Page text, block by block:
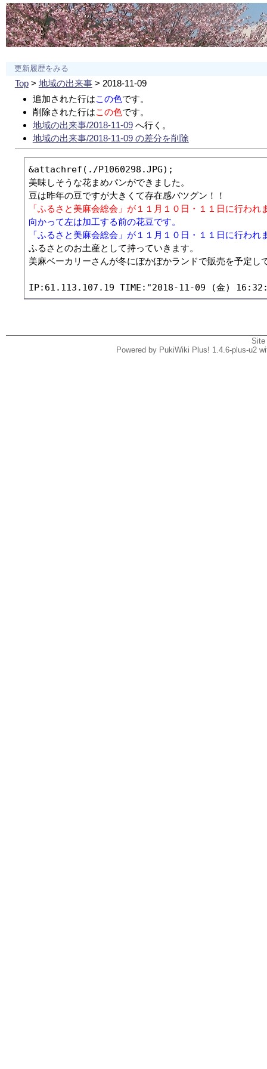
更新履歴をみる
Top> 地域の出来事> 2018-11-09
追加された行はこの色です。
削除された行はこの色です。
地域の出来事/2018-11-09へ行く。
地域の出来事/2018-11-09 の差分を削除
&attachref(./P1060298.JPG);
美味しそうな花まめパンができました。
「ふるさと美麻会総会」が１１月１０日・１１日に行われ
向かって左は加工する前の花豆です。
「ふるさと美麻会総会」が１１月１０日・１１日に行われ
ふるさとのお土産として持っていきます。
美麻ベーカリーさんが冬にぽかぽかランドで販売を予定し
Powered by PukiWiki Plus! 1.4.6-plus-u2